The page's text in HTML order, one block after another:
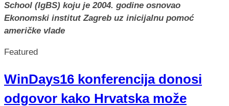
School (IgBS) koju je 2004. godine osnovao
Ekonomski institut Zagreb uz inicijalnu pomoć
američke vlade
Featured
WinDays16 konferencija donosi
odgovor kako Hrvatska može